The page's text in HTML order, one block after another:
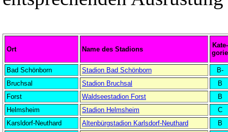
Ort Name des Stadions
Kate-
gorie
Bad Schönborn Stadion Bad Schönborn
B-
Bruchsal
Stadion Bruchsal
B
Forst
Waldseestadion Forst
B
Helmsheim
Stadion Helmsheim
C
Karsldorf-Neuthard
Altenbürgstadion Karlsdorf-Neuthard
B